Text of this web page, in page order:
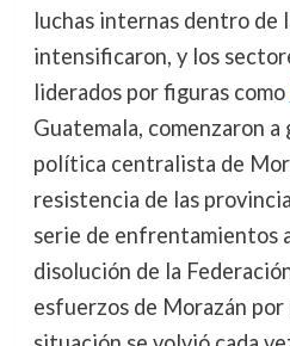
luchas internas dentro de
intensificaron, y los
liderados por figuras como
Guatemala, comenzaron
política centralista de
resistencia de las
serie de enfrentamientos
disolución de la
esfuerzos de Morazán